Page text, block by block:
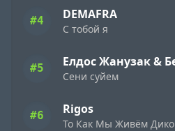
#4 DEMAFRA
С тобой я
#5
Сени суйем
#6 Rigos
То Как Мы Живём Дико